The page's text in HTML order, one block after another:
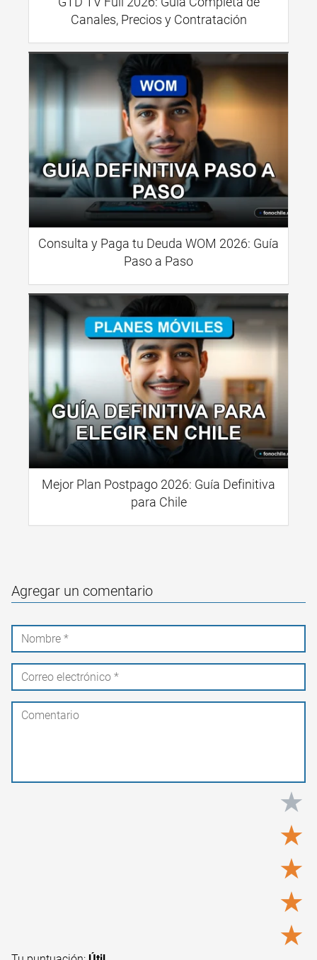
Canales, Precios y Contratación
Consulta y Paga tu Deuda WOM 2026: Guía
Paso a Paso
Mejor Plan Postpago 2026: Guía Definitiva
para Chile
Agregar un comentario
★
★
★
★
★